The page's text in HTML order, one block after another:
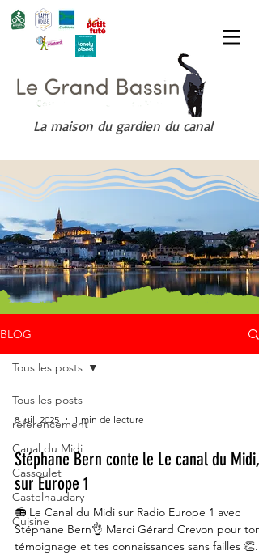
La maison du gardien du canal
BLOG
Tous les posts
référencement
Canal du Midi
Cassoulet
Castelnaudary
Cuisine
Tous les posts
8 juil. 2025 1 min de lecture
Stéphane Bern conte le Le canal du Midi,
sur Europe 1
📻 Le Canal du Midi sur Radio Europe 1 avec
Stéphane Bern👌 Merci Gérard Crevon pour ton
témoignage et tes connaissances sans failles 👏...